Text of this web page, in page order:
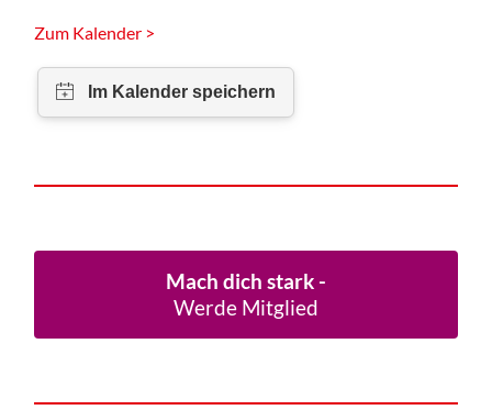
Zum Kalender >
Mach dich stark -
Werde Mitglied